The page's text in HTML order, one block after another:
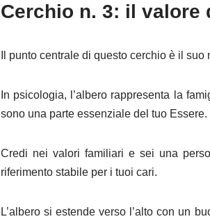
Cerchio n. 3: il valore
Il punto centrale di questo cerchio è il
In psicologia, l’albero rappresenta la
sono una parte essenziale del tuo Essere.
Credi nei valori familiari e sei una
riferimento stabile per i tuoi cari.
L’albero si estende verso l’alto con un